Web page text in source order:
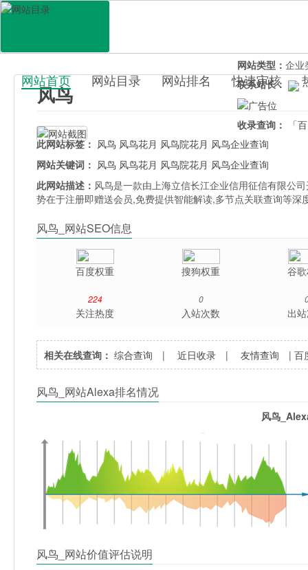
百科目录
网站首页 网站目录 网站排名 快速审核
风鸟
网站类型： 企业
联系站长：
收录查询：
「
此网站标签： 风鸟 风鸟花月 风鸟院花月 风鸟企业查询
网站关键词： 风鸟 风鸟花月 风鸟院花月 风鸟企业查询
此网站描述： 风鸟是一款由上海立信长江企业信用征信有限公
势在于注册即赠送会员,免费提供智能解读,多节点关联查询等深
风鸟_网站SEO信息
百度权重 搜狗权重 谷
224
关注热度
0
入站次数 出
相关在线查询： 综合查询 |近日收录 |友情查询 |百
风鸟_网站Alexa排名情况
风鸟
风鸟_网站价值评估说明